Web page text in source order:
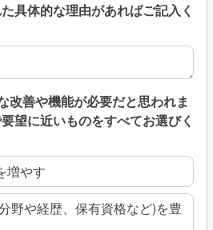
具体的な理由があればご記入く
具体的な理由があればご記入くだ
改善や機能が必要だと思われま
望に近いものをすべてお選びく
増やす
野や経歴、保有資格など)を豊